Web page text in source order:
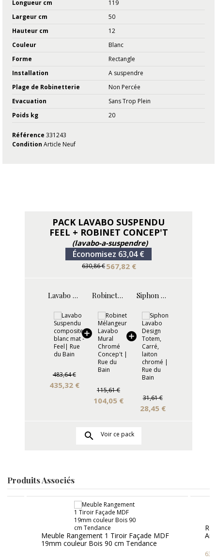
Longueur cm
119
Largeur cm
50
Hauteur cm
12
Couleur
Blanc
Forme
Rectangle
Installation
A suspendre
Plage de Robinetterie
Non Percée
Evacuation
Sans Trop Plein
Poids kg
20
Référence 331243
Condition Article Neuf
PACK LAVABO SUSPENDU
FEEL + ROBINET CONCEP'T
(lavabo-a-suspendre)
Économisez 63,04 €
630,86 €567,82 €
Lavabo suspendu - Solid surface Blanc Mat - 120x50 cm - Feel
483,64 €
435,32 €
Robinet mélangeur lavabo mural - Chromé - Concep't
115,61 €
104,05 €
Siphon Lavabo Design Totem Carré - Laiton chromé
31,61 €
28,45 €
 Voir ce pack
Produits Associés
Robinet Mitigeur Lavabo Carré Chromé -
Arcolor